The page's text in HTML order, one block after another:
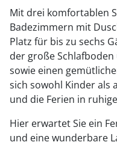
Mit drei komfortablen
Badezimmern mit
Platz für bis zu sechs
der große
sowie einen
sich sowohl Kinder als
und die Ferien in
Hier erwartet Sie ein
und eine wunderbare